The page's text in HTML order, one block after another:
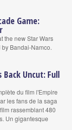
Game:
the new Star Wars
Bandai-Namco.
Back Uncut: Full
du film l'Empire
les fans de la saga
rassemblant 480
Un gigantesque